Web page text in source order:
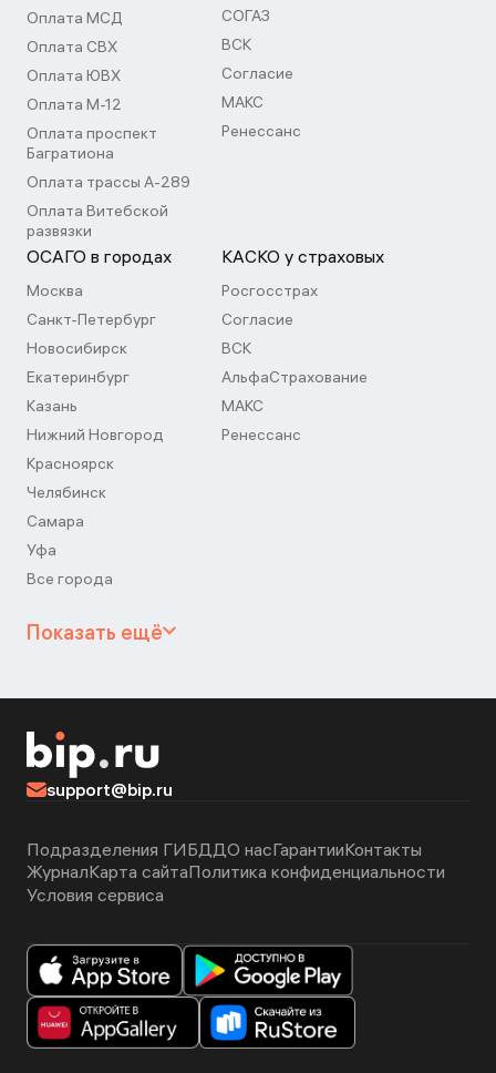
Оплата МСД
Оплата СВХ
Оплата ЮВХ
Оплата М-12
Оплата проспект
Багратиона
Оплата трассы А-289
Оплата Витебской
развязки
СОГАЗ
ВСК
Согласие
МАКС
Ренессанс
ОСАГО в городах
Москва
Санкт-Петербург
Новосибирск
Екатеринбург
Казань
Нижний Новгород
Красноярск
Челябинск
Самара
Уфа
Все города
КАСКО у страховых
Росгосстрах
Согласие
ВСК
АльфаСтрахование
МАКС
Ренессанс
Показать ещё
support@bip.ru
Подразделения ГИБДДО насГарантииКонтакты
ЖурналКарта сайтаПолитика конфиденциальности
Условия сервиса